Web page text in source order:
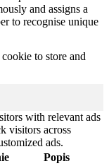
and assigns a
to recognise unique
to store and
with relevant ads
visitors across
ads.
Popis